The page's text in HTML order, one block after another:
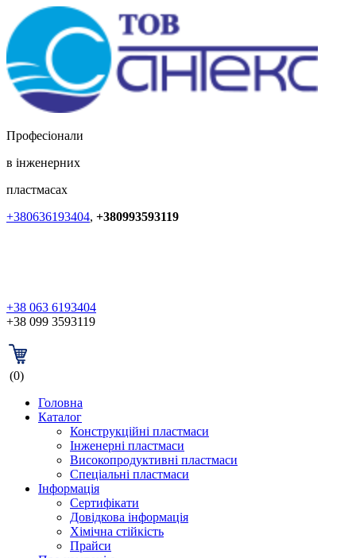
Професіонали
в інженерних
пластмасах
+380636193404, +380993593119
+38 063 6193404
+38 099 3593119
(0)
Головна
Каталог
Конструкційні пластмаси
Інженерні пластмаси
Високопродуктивні пластмаси
Спеціальні пластмаси
Інформація
Сертифікати
Довідкова інформація
Хімічна стійкість
Прайси